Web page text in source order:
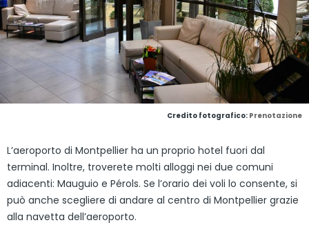
Credito fotografico: Prenotazione
L’aeroporto di Montpellier ha un proprio hotel fuori dal
terminal. Inoltre, troverete molti alloggi nei due comuni
adiacenti: Mauguio e Pérols. Se l’orario dei voli lo consente, si
può anche scegliere di andare al centro di Montpellier grazie
alla navetta dell’aeroporto.